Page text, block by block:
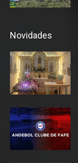
Novidades